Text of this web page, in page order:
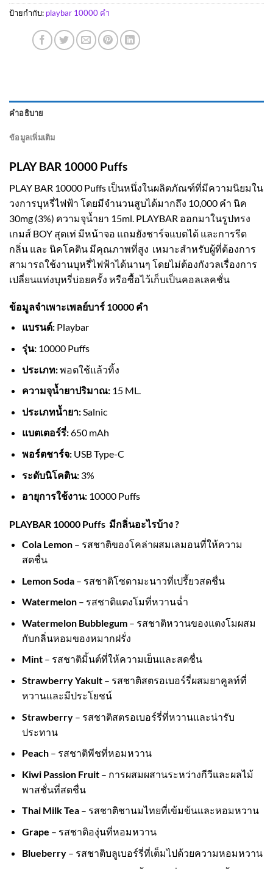
ป้ายกำกับ: playbar 10000 คำ
คำอธิบาย
ข้อมูลเพิ่มเติม
PLAY BAR 10000 Puffs
PLAY BAR 10000 Puffs เป็นหนึ่งในผลิตภัณฑ์ที่มีความนิยมใน
วงการบุหรี่ไฟฟ้า โดยมีจำนวนสูบได้มากถึง 10,000 คำ นิค
30mg (3%) ความจุน้ำยา 15ml. PLAYBAR ออกมาในรูปทรง
เกมส์ BOY สุดเท่ มีหน้าจอ แถมยังชาร์จแบตได้ และการรีด
กลิ่น และ นิคโคติน มีคุณภาพที่สูง เหมาะสำหรับผู้ที่ต้องการ
สามารถใช้งานบุหรี่ไฟฟ้าได้นานๆ โดยไม่ต้องกังวลเรื่องการ
เปลี่ยนแท่งบุหรี่บ่อยครั้ง หรือซื้อไว้เก็บเป็นคอลเลคชั่น
ข้อมูลจำเพาะเพลย์บาร์ 10000 คำ
แบรนด์:Playbar
รุ่น:10000 Puffs
ประเภท:พอตใช้แล้วทิ้ง
ความจุน้ำยาปริมาณ:15 ML.
ประเภทน้ำยา:Salnic
แบตเตอร์รี่:650 mAh
พอร์ตชาร์จ:USB Type-C
ระดับนิโคติน:3%
อายุการใช้งาน:10000 Puffs
PLAYBAR 10000 Puffs มีกลิ่นอะไรบ้าง ?
Cola Lemon– รสชาติของโคล่าผสมเลมอนที่ให้ความ
สดชื่น
Lemon Soda– รสชาติโซดามะนาวที่เปรี้ยวสดชื่น
Watermelon– รสชาติแตงโมที่หวานฉ่ำ
Watermelon Bubblegum– รสชาติหวานของแตงโมผสม
กับกลิ่นหอมของหมากฝรั่ง
Mint– รสชาติมิ้นต์ที่ให้ความเย็นและสดชื่น
Strawberry Yakult– รสชาติสตรอเบอร์รี่ผสมยาคูลท์ที่
หวานและมีประโยชน์
Strawberry– รสชาติสตรอเบอร์รี่ที่หวานและน่ารับ
ประทาน
Peach– รสชาติพีชที่หอมหวาน
Kiwi Passion Fruit– การผสมผสานระหว่างกีวีและผลไม้
พาสชั่นที่สดชื่น
Thai Milk Tea– รสชาติชานมไทยที่เข้มข้นและหอมหวาน
Grape – รสชาติองุ่นที่หอมหวาน
Blueberry– รสชาติบลูเบอร์รี่ที่เต็มไปด้วยความหอมหวาน